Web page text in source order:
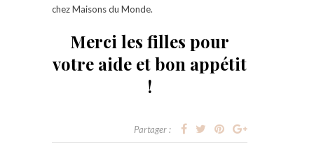
chez Maisons du Monde.
Merci les filles pour
votre aide et bon appétit
!
Partager :